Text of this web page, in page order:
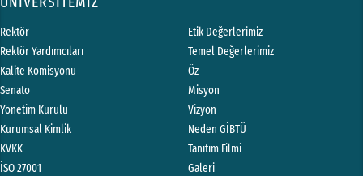
Rektör
Rektör Yardımcıları
Kalite Komisyonu
Senato
Yönetim Kurulu
Kurumsal Kimlik
KVKK
İSO 27001
Etik Değerlerimiz
Temel Değerlerimiz
Öz
Misyon
Vizyon
Neden GİBTÜ
Tanıtım Filmi
Galeri